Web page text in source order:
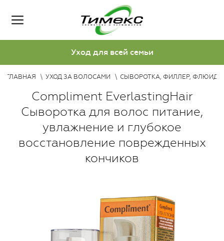
Уход для всей семьи
ГЛАВНАЯ УХОД ЗА ВОЛОСАМИ СЫВОРОТКА, ФИЛЛЕР, ФЛЮИД
Compliment EverlastingHair
Сыворотка для волос питание,
увлажнение и глубокое
восстановление поврежденных
кончиков